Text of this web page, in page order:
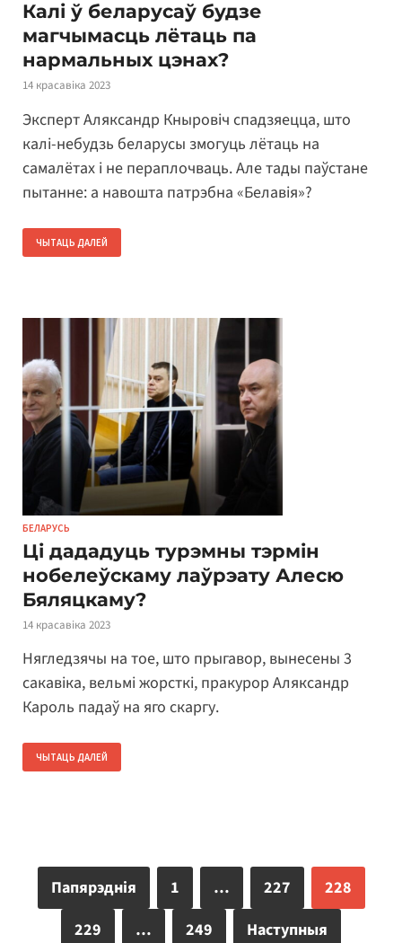
Калі ў беларусаў будзе
магчымасць лётаць па
нармальных цэнах?
14 красавіка 2023
Эксперт Аляксандр Кныровіч спадзяецца, што
калі-небудзь беларусы змогуць лётаць на
самалётах і не пераплочваць. Але тады паўстане
пытанне: а навошта патрэбна «Белавія»?
ЧЫТАЦЬ ДАЛЕЙ
БЕЛАРУСЬ
Ці дададуць турэмны тэрмін
нобелеўскаму лаўрэату Алесю
Бяляцкаму?
14 красавіка 2023
Нягледзячы на тое, што прыгавор, вынесены 3
сакавіка, вельмі жорсткі, пракурор Аляксандр
Кароль падаў на яго скаргу.
ЧЫТАЦЬ ДАЛЕЙ
Папярэднія 1 … 227
228
229
… 249 Наступныя